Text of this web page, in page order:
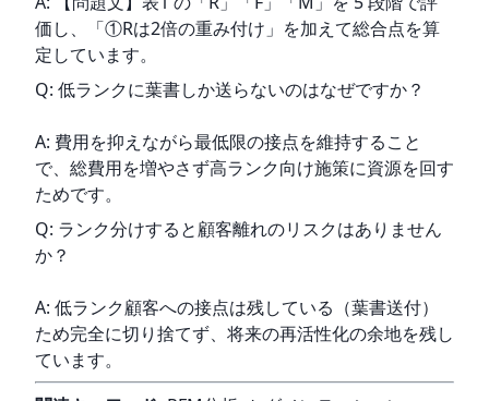
価し、「①Rは2倍の重み付け」を加えて総合点を算
定しています。
Q: 低ランクに葉書しか送らないのはなぜですか？
A: 費用を抑えながら最低限の接点を維持すること
で、総費用を増やさず高ランク向け施策に資源を回す
ためです。
Q: ランク分けすると顧客離れのリスクはありません
か？
A: 低ランク顧客への接点は残している（葉書送付）
ため完全に切り捨てず、将来の再活性化の余地を残し
ています。